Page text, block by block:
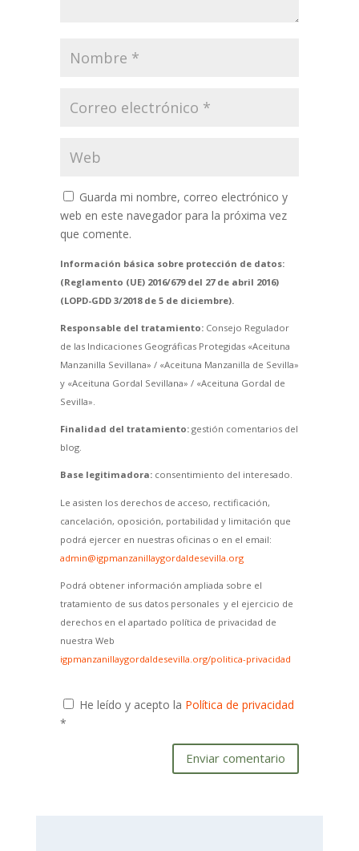
Guarda mi nombre, correo electrónico y
web en este navegador para la próxima vez
que comente.
Información básica sobre protección de datos:
(Reglamento (UE) 2016/679 del 27 de abril 2016)
(LOPD-GDD 3/2018 de 5 de diciembre).
Responsable del tratamiento:Consejo Regulador
de las Indicaciones Geográficas Protegidas «Aceituna
Manzanilla Sevillana» / «Aceituna Manzanilla de Sevilla»
y «Aceituna Gordal Sevillana» / «Aceituna Gordal de
Sevilla».
Finalidad del tratamiento:gestión comentarios del
blog.
Base legitimadora:consentimiento del interesado.
Le asisten los derechos de acceso, rectificación,
cancelación, oposición, portabilidad y limitación que
podrá ejercer en nuestras oficinas o en el email:
admin@igpmanzanillaygordaldesevilla.org
Podrá obtener información ampliada sobre el
tratamiento de sus datos personales y el ejercicio de
derechos en el apartado política de privacidad de
nuestra Web
igpmanzanillaygordaldesevilla.org/politica-privacidad
He leído y acepto la Política de privacidad
*
Enviar comentario